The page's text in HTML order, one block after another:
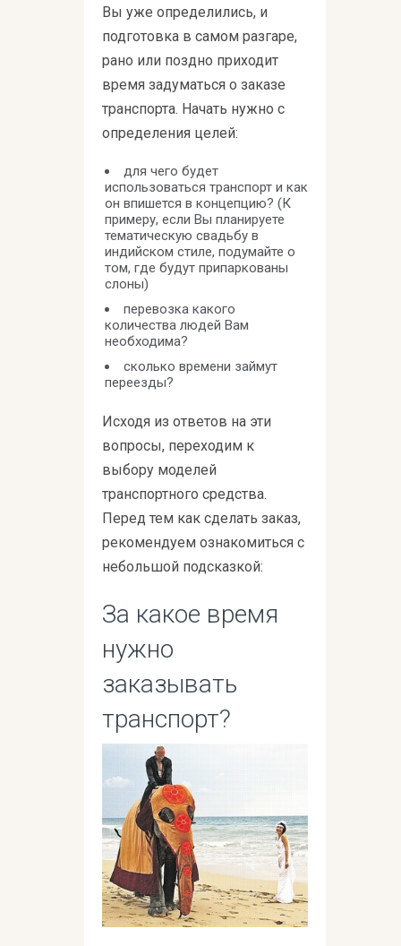
Вы уже определились, и
подготовка в самом разгаре,
рано или поздно приходит
время задуматься о заказе
транспорта. Начать нужно с
определения целей:
для чего будет
использоваться транспорт и как
он впишется в концепцию? (К
примеру, если Вы планируете
тематическую свадьбу в
индийском стиле, подумайте о
том, где будут припаркованы
слоны)
перевозка какого
количества людей Вам
необходима?
сколько времени займут
переезды?
Исходя из ответов на эти
вопросы, переходим к
выбору моделей
транспортного средства.
Перед тем как сделать заказ,
рекомендуем ознакомиться с
небольшой подсказкой:
За какое время
нужно
заказывать
транспорт?